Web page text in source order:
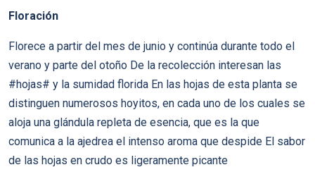
Floración
Florece a partir del mes de junio y continúa durante todo el
verano y parte del otoño De la recolección interesan las
#hojas# y la sumidad florida En las hojas de esta planta se
distinguen numerosos hoyitos, en cada uno de los cuales se
aloja una glándula repleta de esencia, que es la que
comunica a la ajedrea el intenso aroma que despide El sabor
de las hojas en crudo es ligeramente picante